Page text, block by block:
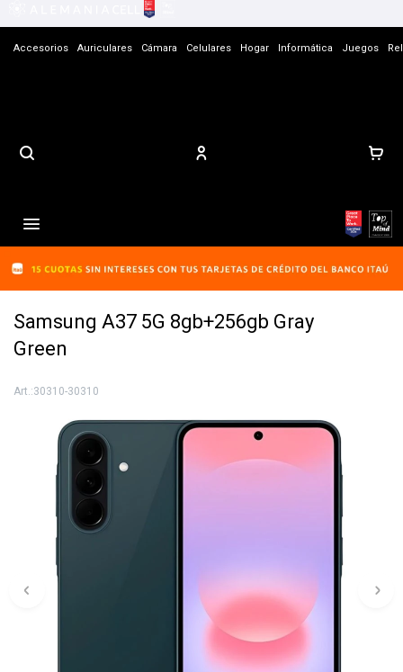
Accesorios Auriculares Cámara Celulares Hogar Informática Juegos

Samsung A37 5G 8gb+256gb Gray
Green
30310-30310